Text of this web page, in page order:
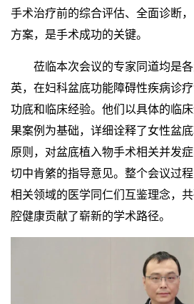
手术治疗前的综合评估、全面诊断
方案，是手术成功的关键。
莅临本次会议的专家同道均是各
英，在妇科盆底功能障碍性疾病诊
功底和临床经验。他们以具体的临
果案例为基础，详细诠释了女性盆
原则，对盆底植入物手术相关并发
切中肯綮的指导意见。整个会议过
相关领域的医学同仁们互鉴理念，
腔健康贡献了崭新的学术路径。